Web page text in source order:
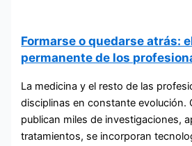
Formarse o quedarse atrás:
permanente de los
La medicina y el resto de las
disciplinas en constante evolución.
publican miles de investigaciones,
tratamientos, se incorporan